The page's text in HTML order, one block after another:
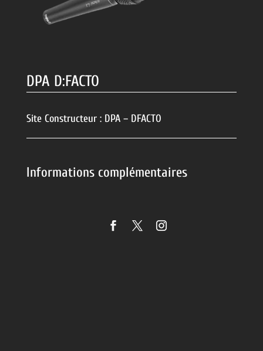
DPA D:FACTO
Site Constructeur : DPA – DFACTO
Informations complémentaires